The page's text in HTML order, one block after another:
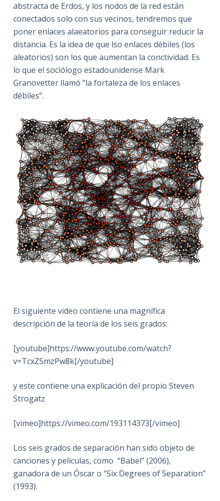
abstracta de Erdös, y los nodos de la red están
conectados solo con sus vecinos, tendremos que
poner enlaces alaeatorios para conseguir reducir la
distancia. Es la idea de que lso enlaces débiles (los
aleatorios) son los que aumentan la conctividad. Es
lo que el sociólogo estadounidense Mark
Granovetter llamó “la fortaleza de los enlaces
débiles”.
El siguiente video contiene una magnífica
descripción de la teoría de los seis grados:
[youtube]https://www.youtube.com/watch?
v=TcxZSmzPw8k[/youtube]
y este contiene una explicación del propio Steven
Strogatz
[vimeo]https://vimeo.com/193114373[/vimeo]
Los seis grados de separación han sido objeto de
canciones y películas, como “Babel” (2006),
ganadora de un Óscar o “Six Degrees of Separation”
(1993).